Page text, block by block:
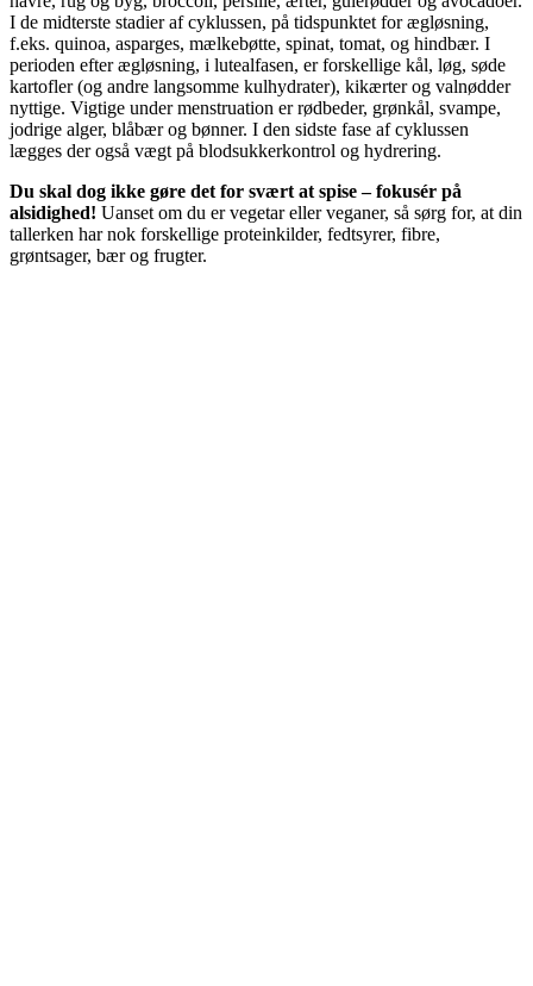
I de midterste stadier af cyklussen, på tidspunktet for ægløsning,
f.eks. quinoa, asparges, mælkebøtte, spinat, tomat, og hindbær. I
perioden efter ægløsning, i lutealfasen, er forskellige kål, løg, søde
kartofler (og andre langsomme kulhydrater), kikærter og valnødder
nyttige. Vigtige under menstruation er rødbeder, grønkål, svampe,
jodrige alger, blåbær og bønner. I den sidste fase af cyklussen
lægges der også vægt på blodsukkerkontrol og hydrering.
Du skal dog ikke gøre det for svært at spise – fokusér på
alsidighed! Uanset om du er vegetar eller veganer, så sørg for, at din
tallerken har nok forskellige proteinkilder, fedtsyrer, fibre,
grøntsager, bær og frugter.